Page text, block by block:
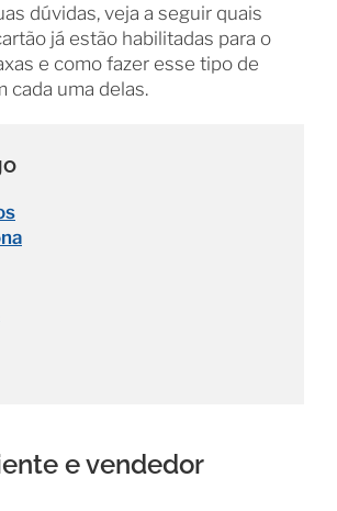
dúvidas, veja a seguir quais
já estão habilitadas para o
e como fazer esse tipo de
cada uma delas.
e vendedor